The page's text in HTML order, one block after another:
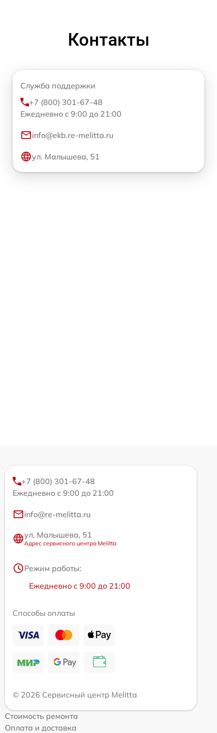
Контакты
Служба поддержки
+7 (800) 301-67-48
Ежедневно с 9:00 до 21:00
info@ekb.re-melitta.ru
ул. Малышева, 51
+7 (800) 301-67-48
Ежедневно с 9:00 до 21:00
info@re-melitta.ru
ул. Малышева, 51
Адрес сервисного центра Melitta
Режим работы:
Ежедневно с 9:00 до 21:00
Способы оплаты
© 2026 Сервисный центр Melitta
Стоимость ремонта
Оплата и доставка